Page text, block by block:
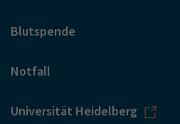
Blutspende
Notfall
Universität Heidelberg